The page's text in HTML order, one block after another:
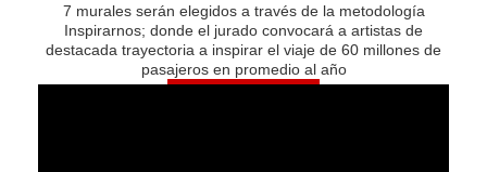
7 murales serán elegidos a través de la metodología
Inspirarnos; donde el jurado convocará a artistas de
destacada trayectoria a inspirar el viaje de 60 millones de
pasajeros en promedio al año